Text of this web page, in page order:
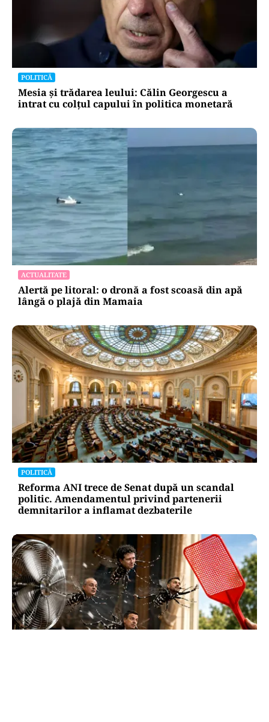
POLITICĂ
Mesia și trădarea leului: Călin Georgescu a
intrat cu colțul capului în politica monetară
ACTUALITATE
Alertă pe litoral: o dronă a fost scoasă din apă
lângă o plajă din Mamaia
POLITICĂ
Reforma ANI trece de Senat după un scandal
politic. Amendamentul privind partenerii
demnitarilor a inflamat dezbaterile